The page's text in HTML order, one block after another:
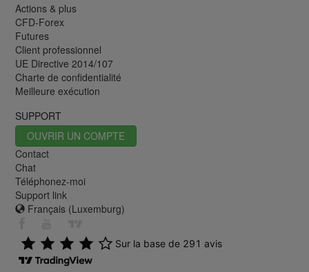
Actions & plus
CFD-Forex
Futures
Client professionnel
UE Directive 2014/107
Charte de confidentialité
Meilleure exécution
SUPPORT
OUVRIR UN COMPTE
Contact
Chat
Téléphonez-moi
Support link
Français (Luxemburg)